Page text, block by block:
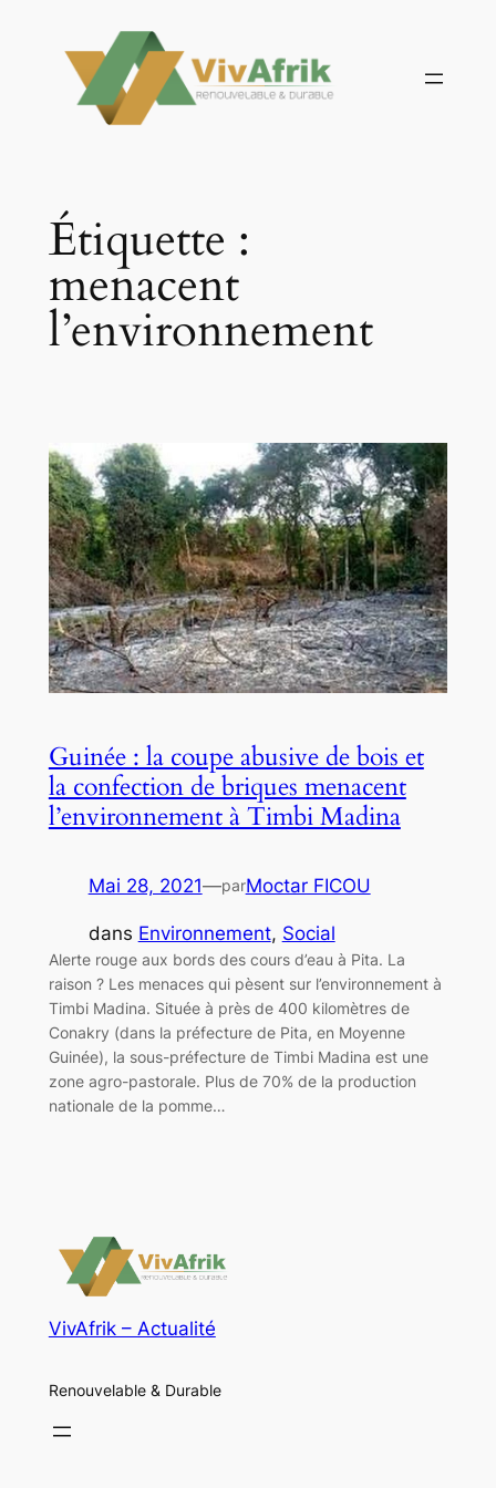
contenu
Étiquette :
menacent
l’environnement
Guinée : la coupe abusive de bois et
la confection de briques menacent
l’environnement à Timbi Madina
Mai 28, 2021—parMoctar FICOU
dans Environnement, Social
Alerte rouge aux bords des cours d’eau à Pita. La
raison ? Les menaces qui pèsent sur l’environnement à
Timbi Madina. Située à près de 400 kilomètres de
Conakry (dans la préfecture de Pita, en Moyenne
Guinée), la sous-préfecture de Timbi Madina est une
zone agro-pastorale. Plus de 70% de la production
nationale de la pomme…
VivAfrik – Actualité
Renouvelable & Durable